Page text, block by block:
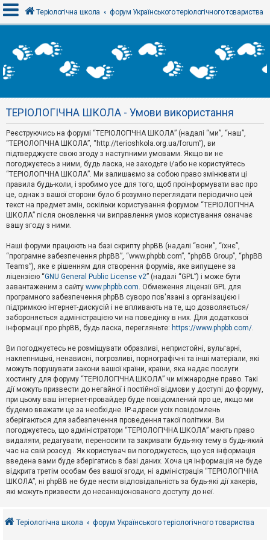
х
і
Р
є
с
т
р
а
ц
я
Т
м
и
б
е
з
в
і
д
п
о
в
д
й
А
к
т
и
в
н
т
е
м
и
о
Теріологічна школа форум Українського теріологічного товариства
ТЕРІОЛОГІЧНА ШКОЛА - Умови використання
Реєструючись на форумі “ТЕРІОЛОГІЧНА ШКОЛА” (надалі “ми”, “наш”,
“ТЕРІОЛОГІЧНА ШКОЛА”, “http://terioshkola.org.ua/forum”), ви
підтверджуєте свою згоду з наступними умовами. Якщо ви не
погоджуєтесь з ними, будь ласка, не заходьте і/або не користуйтесь
“ТЕРІОЛОГІЧНА ШКОЛА”. Ми залишаємо за собою право змінювати ці
правила будь-коли, і зробимо усе для того, щоб проінформувати вас про
це, однак з вашої сторони було б розумно переглядати періодично цей
текст на предмет змін, оскільки користування форумом “ТЕРІОЛОГІЧНА
ШКОЛА” після оновлення чи виправлення умов користування означає
вашу згоду з ними.
Наші форуми працюють на базі скрипту phpBB (надалі “вони”, “їхнє”,
“програмне забезпечення phpBB”, “www.phpbb.com”, “phpBB Group”, “phpBB
Teams”), яке є рішенням для створення форумів, яке випущене за
ліцензією “GNU General Public License v2” (надалі “GPL”) і може бути
завантаженим з сайту www.phpbb.com. Обмеження ліцензії GPL для
програмного забезпечення phpBB суворо пов'язані з організацією і
підтримкою інтернет-дискусій і не впливають на те, що дозволяється/
забороняється адміністрацією чи на поведінку в них. Для додаткової
інформації про phpBB, будь ласка, перегляньте: https://www.phpbb.com/.
Ви погоджуєтесь не розміщувати образливі, непристойні, вульгарні,
наклепницькі, ненависні, погрозливі, порнографічні та інші матеріали, які
можуть порушувати закони вашої країни, країни, яка надає послуги
хостингу для форуму “ТЕРІОЛОГІЧНА ШКОЛА” чи міжнародне право. Такі
дії можуть призвести до негайної і постійної відмови у доступі до форуму,
при цьому ваш інтернет-провайдер буде повідомлений про це, якщо ми
будемо вважати це за необхідне. IP-адреси усіх повідомлень
зберігаються для забезпечення проведення такої політики. Ви
погоджуєтесь, що адміністратори “ТЕРІОЛОГІЧНА ШКОЛА” мають право
видаляти, редагувати, переносити та закривати будь-яку тему в будь-який
час на свій розсуд . Як користувач ви погоджуєтесь, що уся інформація
введена вами буде зберігатись в базі даних. Хоча ця інформація не буде
відкрита третім особам без вашої згоди, ні адміністрація “ТЕРІОЛОГІЧНА
ШКОЛА”, ні phpBB не буде нести відповідальність за будь-які дії хакерів,
які можуть призвести до несанкціонованого доступу до неї.
Теріологічна школа форум Українського теріологічного товариства